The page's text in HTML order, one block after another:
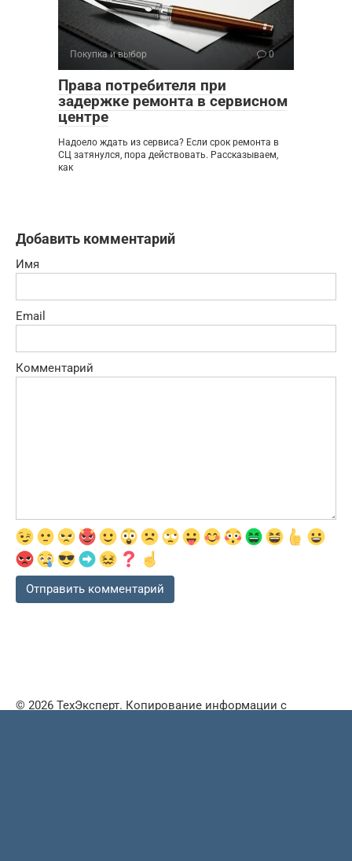
Покупка и выбор 0
Права потребителя при
задержке ремонта в сервисном
центре
Надоело ждать из сервиса? Если срок ремонта в
СЦ затянулся, пора действовать. Рассказываем,
как
Добавить комментарий
Имя
Email
Комментарий
© 2026 ТехЭксперт. Копирование информации с